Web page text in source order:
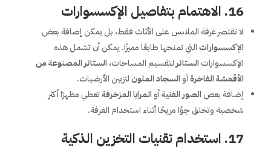
16. الاهتمام بتفاصيل الإكسسوارات
لا تقتصر غرفة الملابس على الأثاث فقط، بل يمكن إضافة بعض
الإكسسواراتالتي تمنحها طابعًا مميزًا. يمكن أن تشمل هذه
الإكسسوارات الستائر لتقسيم المساحات، الستائر المصنوعة من
الأقمشة الفاخرةأو السجاد الملونلتزيين الأرضيات.
إضافة بعض الصور الفنيةأو المرايا المزخرفةتعطي مظهرًا أكثر
شخصية وتخلق جوًا مريحًا أثناء استخدام الغرفة.
17. استخدام تقنيات التخزين الذكية